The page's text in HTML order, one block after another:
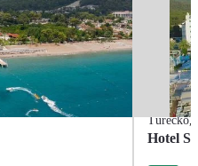
Turecko,
Hotel